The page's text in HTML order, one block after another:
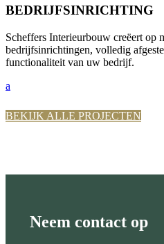
BEDRIJFSINRICHTING
Scheffers Interieurbouw creëert op
bedrijfsinrichtingen, volledig
functionaliteit van uw bedrijf.
a
BEKIJK ALLE PROJECTEN
Neem contact op